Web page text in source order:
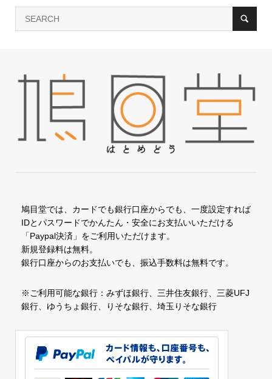
鳩目堂では、カードでも銀行口座からでも、一度設定すれば
IDとパスワードでかんたん・安全にお支払いいただける
「Paypal決済」をご利用いただけます。
新規登録料は無料。
銀行口座からのお支払いでも、振込手数料は無料です。
※ご利用可能な銀行：みずほ銀行、三井住友銀行、三菱UFJ
銀行、ゆうちょ銀行、りそな銀行、埼玉りそな銀行